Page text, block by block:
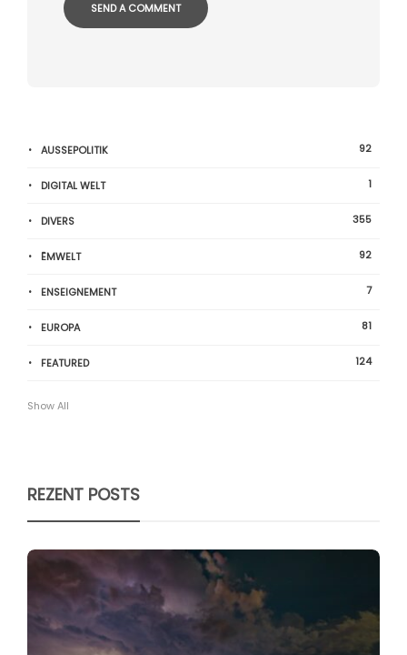
AUSSEPOLITIK 92
DIGITAL WELT 1
DIVERS 355
ËMWELT 92
ENSEIGNEMENT 7
EUROPA 81
FEATURED 124
Show All
REZENT POSTS